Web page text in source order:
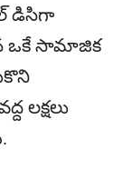
డిసిగా
ఒకే సామాజిక
లక్షలు